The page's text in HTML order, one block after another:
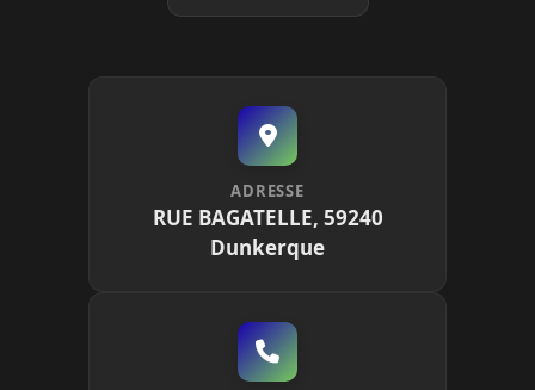
ADRESSE
RUE BAGATELLE, 59240
Dunkerque